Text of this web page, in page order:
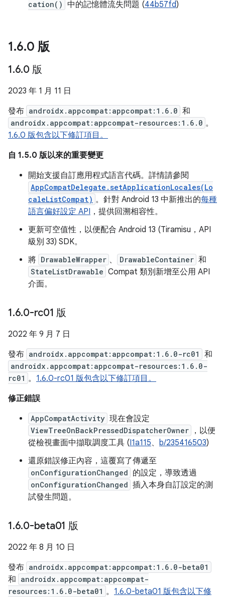
cation() 中的記憶體流失問題 (44b57fd)
1.6.0 版
1.6.0 版
2023 年 1 月 11 日
發布 androidx.appcompat:appcompat:1.6.0 和
androidx.appcompat:appcompat-resources:1.6.0 。
1.6.0 版包含以下修訂項目。
自 1.5.0 版以來的重要變更
開始支援自訂應用程式語言代碼。詳情請參閱
AppCompatDelegate.setApplicationLocales(Lo
caleListCompat) 。針對 Android 13 中新推出的每種
語言偏好設定 API ，提供回溯相容性。
更新可空值性，以便配合 Android 13 (Tiramisu，API
級別 33) SDK。
將 DrawableWrapper 、 DrawableContainer 和
StateListDrawable Compat 類別新增至公用 API
介面。
1.6.0-rc01 版
2022 年 9 月 7 日
發布 androidx.appcompat:appcompat:1.6.0-rc01 和
androidx.appcompat:appcompat-resources:1.6.0-
rc01 。 1.6.0-rc01 版包含以下修訂項目。
修正錯誤
AppCompatActivity 現在會設定
ViewTreeOnBackPressedDispatcherOwner
，以便
從檢視畫面中擷取調度工具 (I1a115、 b/235416503)
還原錯誤修正內容，這覆寫了傳遞至
onConfigurationChanged 的設定，導致透過
onConfigurationChanged 插入本身自訂設定的測
試發生問題。
1.6.0-beta01 版
2022 年 8 月 10 日
發布 androidx.appcompat:appcompat:1.6.0-beta01
和 androidx.appcompat:appcompat-
resources:1.6.0-beta01 。 1.6.0-beta01 版包含以下修